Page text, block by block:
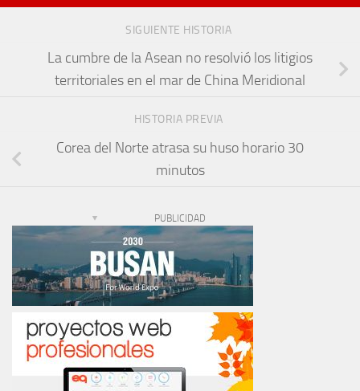
SIGUIENTE HISTORIA
La cumbre de la Asean no resolvió los litigios
territoriales en el mar de China Meridional
HISTORIA PREVIA
Corea del Norte atrasa su huso horario 30
minutos
PUBLICIDAD